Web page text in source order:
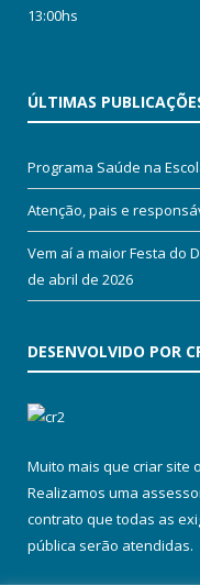
13:00hs
ÚLTIMAS
Programa Saúde na
Atenção, pais e
Vem aí a maior Festa do
de abril de 2026
DESENVOLVIDO POR
Muito mais que criar site
Realizamos uma
contrato que todas as
pública serão atendidas.